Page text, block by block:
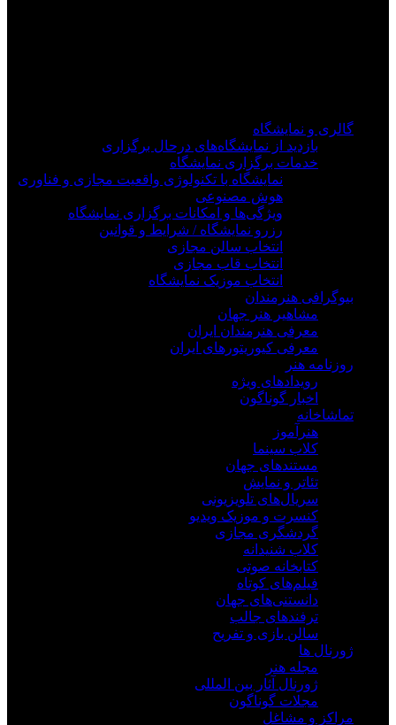
گالری و نمایشگاه
بازدید از نمایشگاه‌های درحال برگزاری
خدمات برگزاری نمایشگاه
نمایشگاه با تکنولوژی واقعیت مجازی و فناوری
هوش مصنوعی
ویژگی‌ها و امکانات برگزاری نمایشگاه
رزرو نمایشگاه / شرایط و قوانین
انتخاب سالن مجازی
انتخاب قاب مجازی
انتخاب موزیک نمایشگاه
بیوگرافی هنرمندان
مشاهیر هنر جهان
معرفی هنرمندان ایران
معرفی کیوریتورهای ایران
روزنامه هنر
رویدادهای ویژه
اخبار گوناگون
تماشاخانه
هنرآموز
کلاب سینما
مستندهای جهان
تئاتر و نمایش
سریال‌های تلویزیونی
کنسرت و موزیک ویدیو
گردشگری مجازی
کلاب شنیدانه
کتابخانه صوتی
فیلم‌های کوتاه
دانستنی‌های جهان
ترفندهای جالب
سالن بازی و تفریح
ژورنال ها
مجله هنر
ژورنال آثار بین المللی
مجلات گوناگون
مراکز و مشاغل